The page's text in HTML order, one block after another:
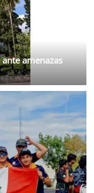
amenazas